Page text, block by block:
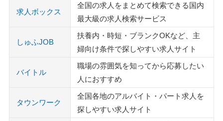
求人ボックス
全国の求人をまとめて検索できる国内
最大級の求人検索サービス
しゅふJOB
扶養内・時短・ブランクOKなど、主
婦向け条件で探しやすい求人サイト
バイトル
職場の雰囲気を知ってから応募したい
人におすすめ
タウンワーク
全国各地のアルバイト・パート求人を
探しやすい求人サイト